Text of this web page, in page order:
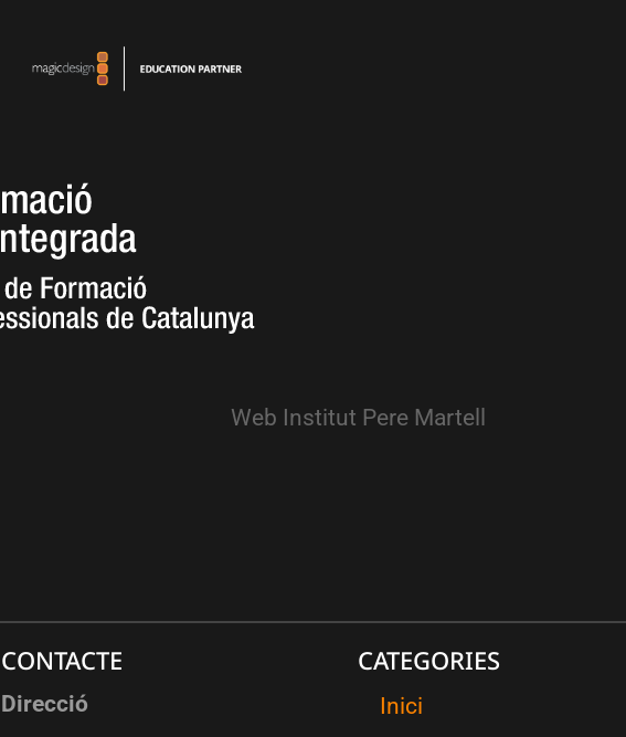
Web Institut Pere Martell
CONTACTE
Direcció
CATEGORIES
Inici